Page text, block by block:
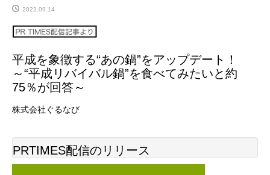
2022.09.14
平成を象徴する“あの鍋”をアップデート！
～“平成リバイバル鍋”を食べてみたいと約
75％が回答～
株式会社ぐるなび
PRTIMES配信のリリース